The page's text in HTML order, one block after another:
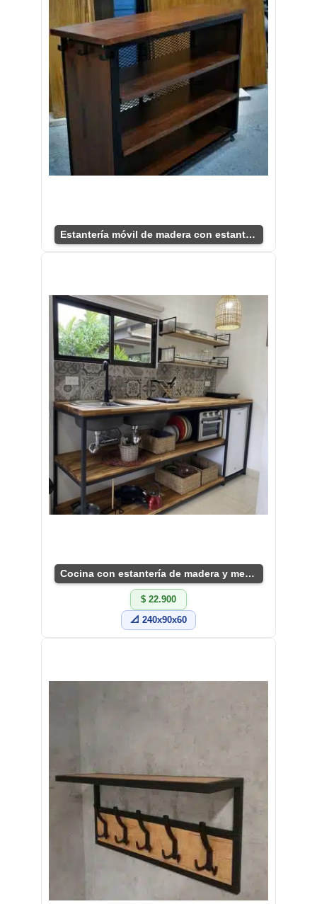
Estantería móvil de madera con estantes de metal
Cocina con estantería de madera y metal elegante.
$ 22.900
📐 240x90x60